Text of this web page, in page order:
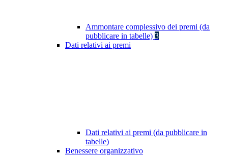
Ammontare complessivo dei premi (da
pubblicare in tabelle) 3
Dati relativi ai premi
Dati relativi ai premi (da pubblicare in
tabelle)
Benessere organizzativo